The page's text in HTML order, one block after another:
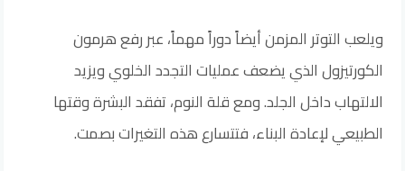
ويلعب التوتر المزمن أيضاً دوراً مهماً، عبر رفع هرمون
الكورتيزول الذي يضعف عمليات التجدد الخلوي ويزيد
الالتهاب داخل الجلد. ومع قلة النوم، تفقد البشرة وقتها
الطبيعي لإعادة البناء، فتتسارع هذه التغيرات بصمت.